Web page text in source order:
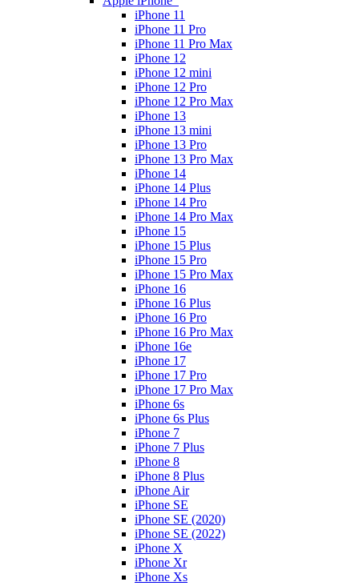
iPhone 11
iPhone 11 Pro
iPhone 11 Pro Max
iPhone 12
iPhone 12 mini
iPhone 12 Pro
iPhone 12 Pro Max
iPhone 13
iPhone 13 mini
iPhone 13 Pro
iPhone 13 Pro Max
iPhone 14
iPhone 14 Plus
iPhone 14 Pro
iPhone 14 Pro Max
iPhone 15
iPhone 15 Plus
iPhone 15 Pro
iPhone 15 Pro Max
iPhone 16
iPhone 16 Plus
iPhone 16 Pro
iPhone 16 Pro Max
iPhone 16e
iPhone 17
iPhone 17 Pro
iPhone 17 Pro Max
iPhone 6s
iPhone 6s Plus
iPhone 7
iPhone 7 Plus
iPhone 8
iPhone 8 Plus
iPhone Air
iPhone SE
iPhone SE (2020)
iPhone SE (2022)
iPhone X
iPhone Xr
iPhone Xs